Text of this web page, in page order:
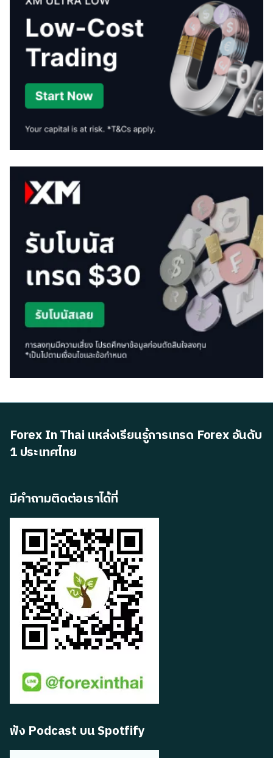
Forex In Thai แหล่งเรียนรู้การเทรด Forex อันดับ
1 ประเทศไทย
มีคำถามติดต่อเราได้ที่
ฟัง Podcast บน Spotfify